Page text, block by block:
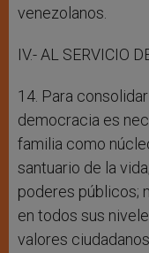
venezolanos.
IV.- AL SERVICIO
14. Para
democracia es
familia como
santuario de la
poderes públicos;
en todos sus
valores